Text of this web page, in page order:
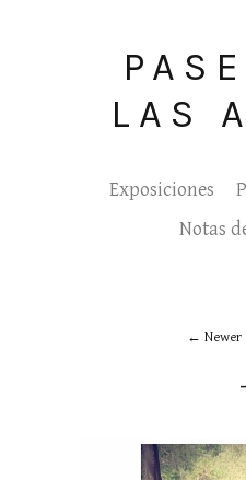
LAS
Exposiciones
Notas
Newer